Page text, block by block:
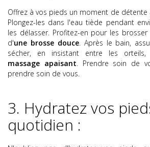
Offrez à vos pieds un moment de détente
Plongez-les dans l'eau tiède pendant
les délasser. Profitez-en pour les
d'une brosse douce. Après le bain,
sécher, en insistant entre les orteils,
massage apaisant. Prendre soin de
prendre soin de vous.
3. Hydratez vos
quotidien :